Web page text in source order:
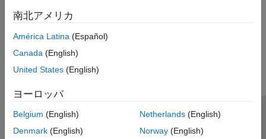
南北アメリカ
América Latina (Español)
Canada (English)
United States (English)
ヨーロッパ
Belgium (English)
Denmark (English)
Netherlands(English)
Norway(English)
トラストセンター
プライバシー ポリシー
違法コピー防止
アプリケーション ステータス